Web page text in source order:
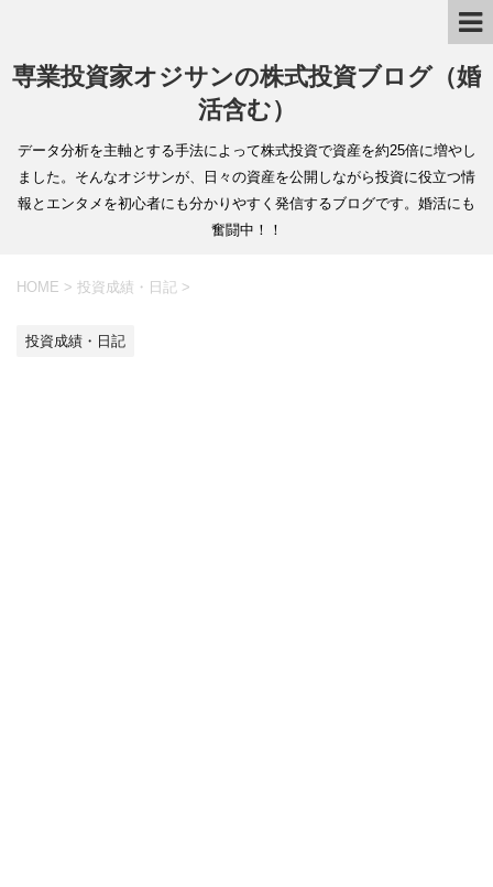
専業投資家オジサンの株式投資ブログ（婚
活含む）
データ分析を主軸とする手法によって株式投資で資産を約25倍に増やし
ました。そんなオジサンが、日々の資産を公開しながら投資に役立つ情
報とエンタメを初心者にも分かりやすく発信するブログです。婚活にも
奮闘中！！
HOME > 投資成績・日記 >
投資成績・日記